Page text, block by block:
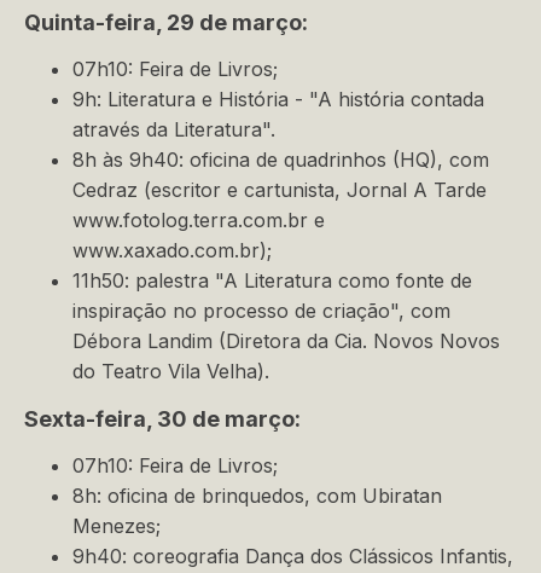
Quinta-feira, 29 de março:
07h10: Feira de Livros;
9h: Literatura e História - "A história contada
através da Literatura".
8h às 9h40: oficina de quadrinhos (HQ), com
Cedraz (escritor e cartunista, Jornal A Tarde
www.fotolog.terra.com.br e
www.xaxado.com.br);
11h50: palestra "A Literatura como fonte de
inspiração no processo de criação", com
Débora Landim (Diretora da Cia. Novos Novos
do Teatro Vila Velha).
Sexta-feira, 30 de março:
07h10: Feira de Livros;
8h: oficina de brinquedos, com Ubiratan
Menezes;
9h40: coreografia Dança dos Clássicos Infantis,